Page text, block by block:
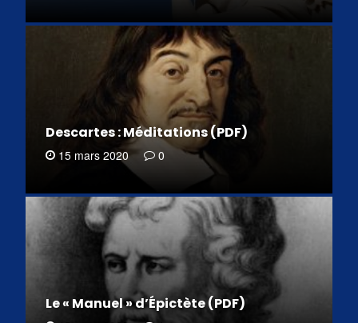
Descartes : Méditations (PDF)
15 mars 2020 0
Le « Manuel » d’Épictète (PDF)